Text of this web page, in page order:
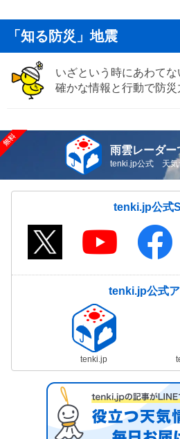
「知る防災」地震
いざという時にあわてな
確かな情報と行動で防災
雨雲レーダー
tenki.jp公式 天気
tenki.jp公式
tenki.jp公式ア
tenki.jp